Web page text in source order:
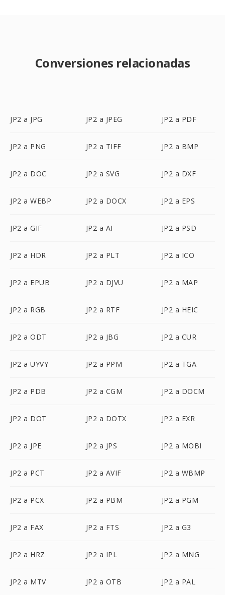
Conversiones relacionadas
JP2 a JPG JP2 a JPEG JP2 a PDF
JP2 a PNG JP2 a TIFF JP2 a BMP
JP2 a DOC JP2 a SVG JP2 a DXF
JP2 a WEBP JP2 a DOCX JP2 a EPS
JP2 a GIF JP2 a AI JP2 a PSD
JP2 a HDR JP2 a PLT JP2 a ICO
JP2 a EPUB JP2 a DJVU JP2 a MAP
JP2 a RGB JP2 a RTF JP2 a HEIC
JP2 a ODT JP2 a JBG JP2 a CUR
JP2 a UYVY JP2 a PPM JP2 a TGA
JP2 a PDB JP2 a CGM JP2 a DOCM
JP2 a DOT JP2 a DOTX JP2 a EXR
JP2 a JPE JP2 a JPS JP2 a MOBI
JP2 a PCT JP2 a AVIF JP2 a WBMP
JP2 a PCX JP2 a PBM JP2 a PGM
JP2 a FAX JP2 a FTS JP2 a G3
JP2 a HRZ JP2 a IPL JP2 a MNG
JP2 a MTV JP2 a OTB JP2 a PAL